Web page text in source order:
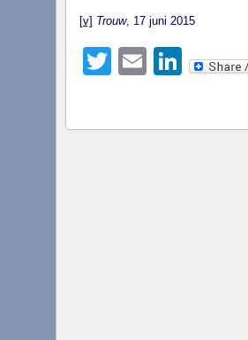
[v] Trouw, 17 juni 2015
Twitter
Email